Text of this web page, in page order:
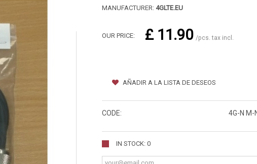
MANUFACTURER: 4GLTE.EU
OUR PRICE: £ 11.90 /pcs. tax incl.
AÑADIR A LA LISTA DE DESEOS
CODE: 4G-N M-
IN STOCK: 0